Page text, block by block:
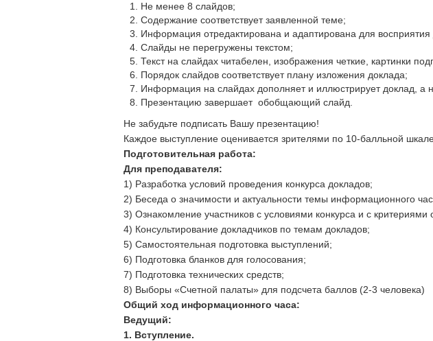
Не менее 8 слайдов;
Содержание соответствует заявленной теме;
Информация отредактирована и адаптирована для
Слайды не перегружены текстом;
Текст на слайдах читабелен, изображения четкие, картинки
Порядок слайдов соответствует плану изложения доклада;
Информация на слайдах дополняет и иллюстрирует доклад, а
Презентацию завершает обобщающий слайд.
Не забудьте подписать Вашу презентацию!
Каждое выступление оценивается зрителями по 10-балльной
Подготовительная работа:
Для преподавателя:
1) Разработка условий проведения конкурса докладов;
2) Беседа о значимости и актуальности темы информационного
3) Ознакомление участников с условиями конкурса и с
4) Консультирование докладчиков по темам докладов;
5) Самостоятельная подготовка выступлений;
6) Подготовка бланков для голосования;
7) Подготовка технических средств;
8) Выборы «Счетной палаты» для подсчета баллов (2-3 человека)
Общий ход информационного часа:
Ведущий:
1. Вступление.